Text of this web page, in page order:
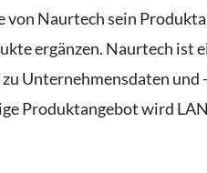
Naurtech sein
ergänzen. Naurtech ist
Unternehmensdaten
Produktangebot wird